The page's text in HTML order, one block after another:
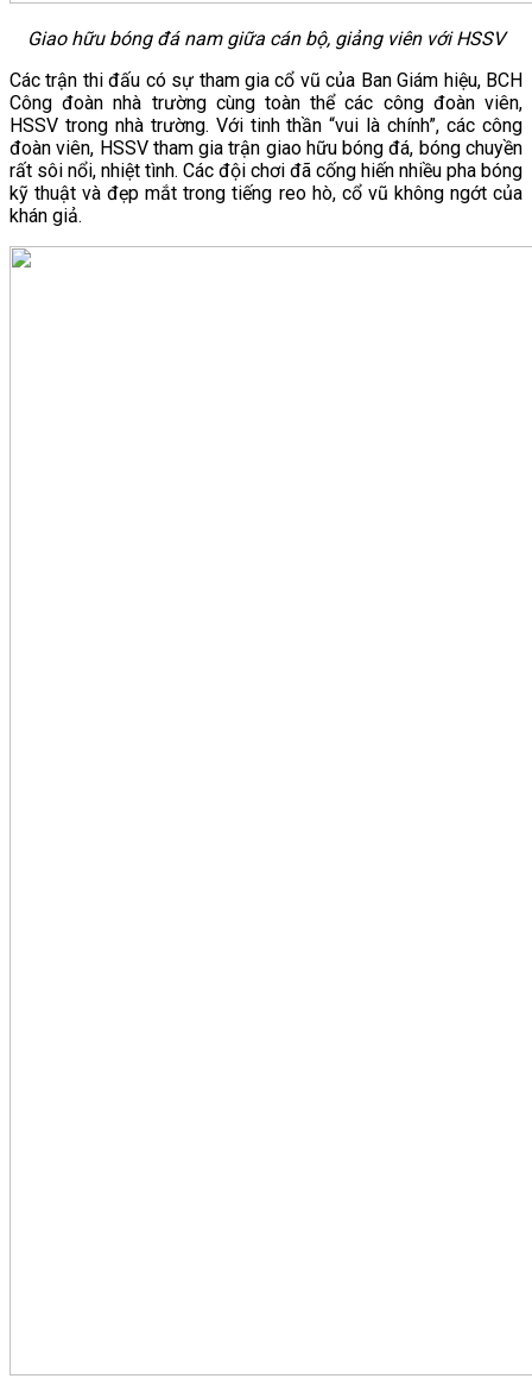
Giao hữu bóng đá nam giữa cán bộ, giảng viên với HSSV
Các trận thi đấu có sự tham gia cổ vũ của Ban Giám hiệu, BCH
Công đoàn nhà trường cùng toàn thể các công đoàn viên,
HSSV trong nhà trường. Với tinh thần “vui là chính”, các công
đoàn viên, HSSV tham gia trận giao hữu bóng đá, bóng chuyền
rất sôi nổi, nhiệt tình. Các đội chơi đã cống hiến nhiều pha bóng
kỹ thuật và đẹp mắt trong tiếng reo hò, cổ vũ không ngớt của
khán giả.